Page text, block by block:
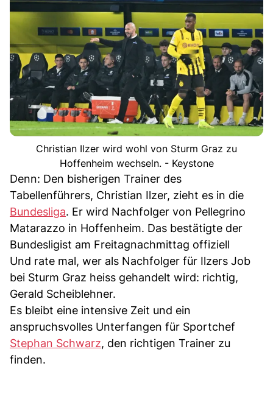
Christian Ilzer wird wohl von Sturm Graz zu
Hoffenheim wechseln. - Keystone
Denn: Den bisherigen Trainer des
Tabellenführers, Christian Ilzer, zieht es in die
Bundesliga. Er wird Nachfolger von Pellegrino
Matarazzo in Hoffenheim. Das bestätigte der
Bundesligist am Freitagnachmittag offiziell
Und rate mal, wer als Nachfolger für Ilzers Job
bei Sturm Graz heiss gehandelt wird: richtig,
Gerald Scheiblehner.
Es bleibt eine intensive Zeit und ein
anspruchsvolles Unterfangen für Sportchef
Stephan Schwarz, den richtigen Trainer zu
finden.